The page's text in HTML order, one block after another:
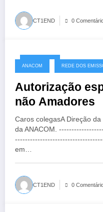
CT1END 0
30/03/2020
ANACOM REDE DOS
Autorização
não Amadores
Caros colegasA Direção
da ANACOM.
em…
CT1END 0